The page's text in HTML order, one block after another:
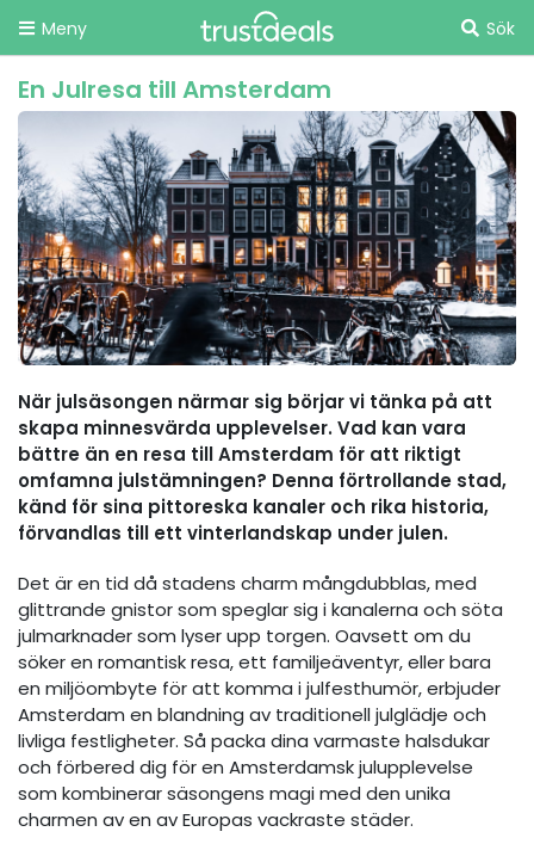
Meny Sök
En Julresa till Amsterdam
När julsäsongen närmar sig börjar vi tänka på att
skapa minnesvärda upplevelser. Vad kan vara
bättre än en resa till Amsterdam för att riktigt
omfamna julstämningen? Denna förtrollande stad,
känd för sina pittoreska kanaler och rika historia,
förvandlas till ett vinterlandskap under julen.
Det är en tid då stadens charm mångdubblas, med
glittrande gnistor som speglar sig i kanalerna och söta
julmarknader som lyser upp torgen. Oavsett om du
söker en romantisk resa, ett familjeäventyr, eller bara
en miljöombyte för att komma i julfesthumör, erbjuder
Amsterdam en blandning av traditionell julglädje och
livliga festligheter. Så packa dina varmaste halsdukar
och förbered dig för en Amsterdamsk julupplevelse
som kombinerar säsongens magi med den unika
charmen av en av Europas vackraste städer.